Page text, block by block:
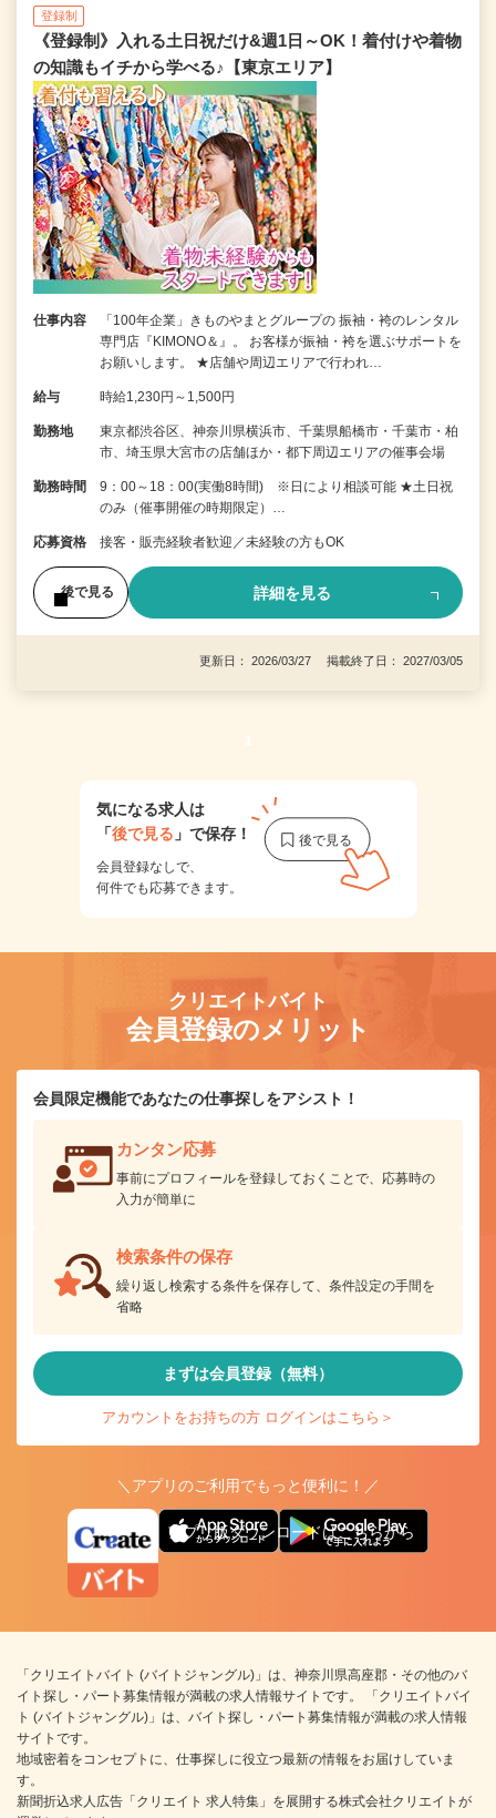
登録制
《登録制》入れる土日祝だけ&週1日～OK！着付けや着物
の知識もイチから学べる♪【東京エリア】
仕事内容
「100年企業」きものやまとグループの 振袖・袴のレンタル
専門店『KIMONO＆』。 お客様が振袖・袴を選ぶサポートを
お願いします。 ★店舗や周辺エリアで行われ…
給与 時給1,230円～1,500円
勤務地
東京都渋谷区、神奈川県横浜市、千葉県船橋市・千葉市・柏
市、埼玉県大宮市の店舗ほか・都下周辺エリアの催事会場
勤務時間
9：00～18：00(実働8時間) ※日により相談可能 ★土日祝
のみ（催事開催の時期限定）…
応募資格 接客・販売経験者歓迎／未経験の方もOK
後で見る 詳細を見る
更新日： 2026/03/27 掲載終了日： 2027/03/05
1
気になる求人は
「後で見る 」で保存！
会員登録なしで、
何件でも応募できます。
クリエイトバイト
会員登録のメリット
会員限定機能であなたの仕事探しをアシスト！
カンタン応募
事前にプロフィールを登録しておくことで、応募時の
入力が簡単に
検索条件の保存
繰り返し検索する条件を保存して、条件設定の手間を
省略
まずは会員登録（無料）
アカウントをお持ちの方 ログインはこちら＞
＼アプリのご利用でもっと便利に！／
アプリ版ダウンロードはこちらから
「クリエイトバイト (バイトジャングル)」は、神奈川県高座郡・その他のバ
イト探し・パート募集情報が満載の求人情報サイトです。 「クリエイトバイ
ト (バイトジャングル)」は、バイト探し・パート募集情報が満載の求人情報
サイトです。
地域密着をコンセプトに、仕事探しに役立つ最新の情報をお届けしていま
す。
新聞折込求人広告「クリエイト 求人特集」を展開する株式会社クリエイトが